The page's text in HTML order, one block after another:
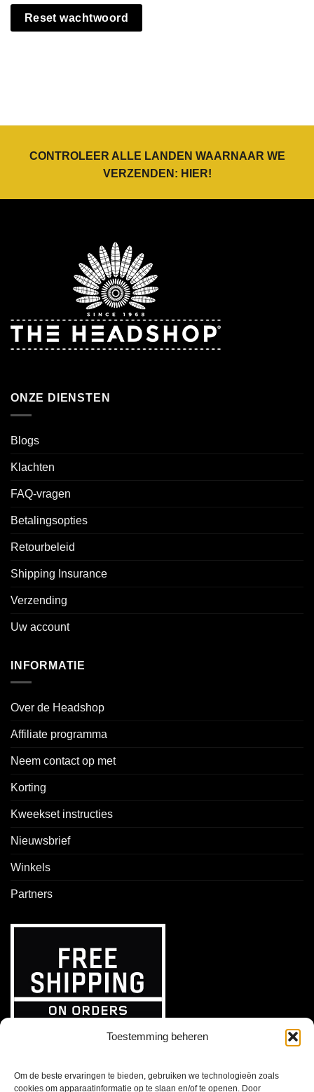
Toestemming beheren
Om de beste ervaringen te bieden, gebruiken we technologieën zoals
cookies om apparaatinformatie op te slaan en/of te openen. Door
Reset wachtwoord
CONTROLEER ALLE LANDEN WAARNAAR WE
VERZENDEN: HIER!
ONZE DIENSTEN
Blogs
Klachten
FAQ-vragen
Betalingsopties
Retourbeleid
Shipping Insurance
Verzending
Uw account
INFORMATIE
Over de Headshop
Affiliate programma
Neem contact op met
Korting
Kweekset instructies
Nieuwsbrief
Winkels
Partners